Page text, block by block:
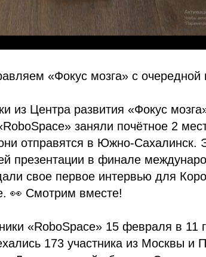
«Фокус мозга» с очередной
из Центра развития «Фокус
заняли почётное 2
отправятся в Южно-Сахалинск.
презентации в финале
свое первое интервью для
👀 Смотрим вместе!
«RoboSpace» 15 февраля в 11
173 участника из Москвы и